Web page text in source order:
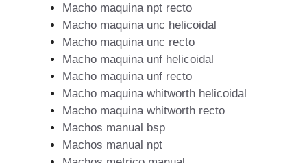
Macho maquina npt recto
Macho maquina unc helicoidal
Macho maquina unc recto
Macho maquina unf helicoidal
Macho maquina unf recto
Macho maquina whitworth helicoidal
Macho maquina whitworth recto
Machos manual bsp
Machos manual npt